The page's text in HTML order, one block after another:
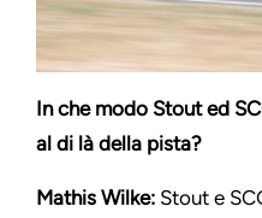
In che modo Stout ed
al di là della pista?
Mathis Wilke: Stout e